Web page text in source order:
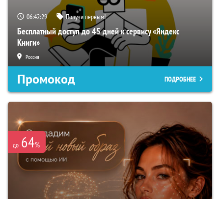
06:42:28 Получи первым!
Бесплатный доступ до 45 дней к сервису «Яндекс
Книги»
Россия
Промокод ПОДРОБНЕЕ
до 64%